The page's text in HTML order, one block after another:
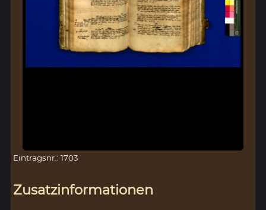
Eintragsnr.: 1703
Zusatzinformationen